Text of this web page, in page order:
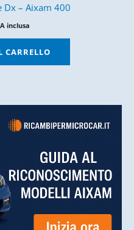
Dx – Aixam 400
inclusa
CARRELLO